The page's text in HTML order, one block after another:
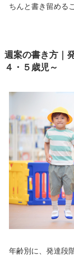
ちんと書き留める
週案の書き方｜
４・５歳児～
年齢別に、発達段